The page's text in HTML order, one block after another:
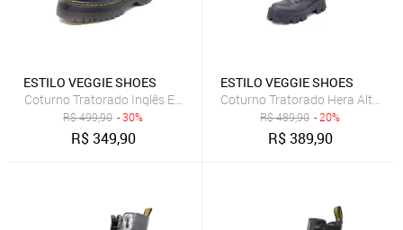
ESTILO VEGGIE SHOES
Coturno Tratorado Inglês Estilo Veggie Preto Grafite
R$499,90 - 30%
R$349,90
ESTILO VEGGIE SHOES
Coturno Tratorado Hera Alta
R$489,90 - 20%
R$389,90